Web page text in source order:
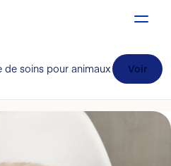
soins pour animaux
Voir